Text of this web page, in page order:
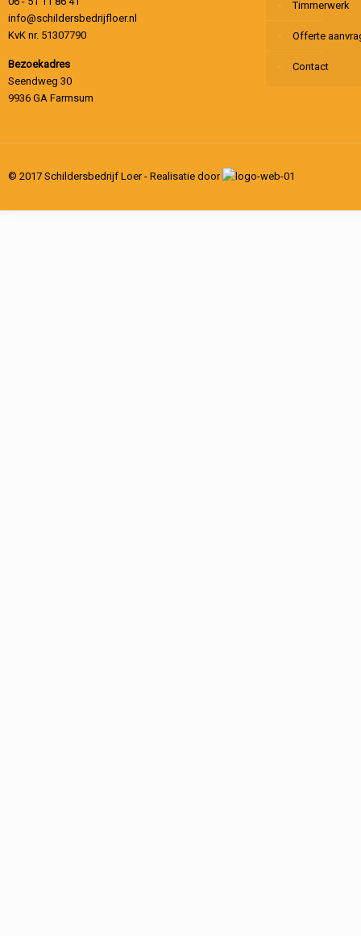
info@schildersbedrijfloer.nl
KvK nr. 51307790
Bezoekadres
Seendweg 30
9936 GA Farmsum
Timmerwerk
Offerte
Contact
© 2017 Schildersbedrijf Loer - Realisatie door